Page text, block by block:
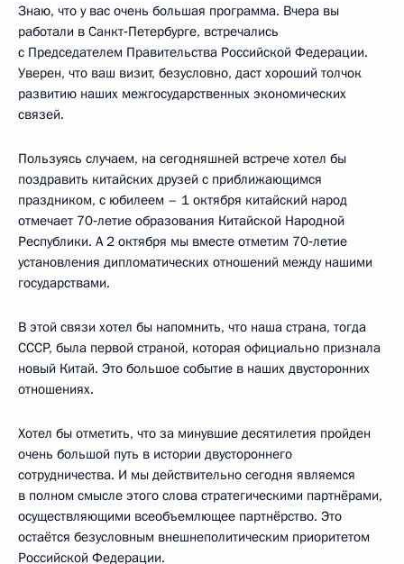
Знаю, что у вас очень большая программа. Вчера вы
работали в Санкт‑Петербурге, встречались
с Председателем Правительства Российской Федерации.
Уверен, что ваш визит, безусловно, даст хороший толчок
развитию наших межгосударственных экономических
связей.
Пользуясь случаем, на сегодняшней встрече хотел бы
поздравить китайских друзей с приближающимся
праздником, с юбилеем – 1 октября китайский народ
отмечает 70‑летие образования Китайской Народной
Республики. А 2 октября мы вместе отметим 70‑летие
установления дипломатических отношений между нашими
государствами.
В этой связи хотел бы напомнить, что наша страна, тогда
СССР, была первой страной, которая официально признала
новый Китай. Это большое событие в наших двусторонних
отношениях.
Хотел бы отметить, что за минувшие десятилетия пройден
очень большой путь в истории двустороннего
сотрудничества. И мы действительно сегодня являемся
в полном смысле этого слова стратегическими партнёрами,
осуществляющими всеобъемлющее партнёрство. Это
остаётся безусловным внешнеполитическим приоритетом
Российской Федерации.